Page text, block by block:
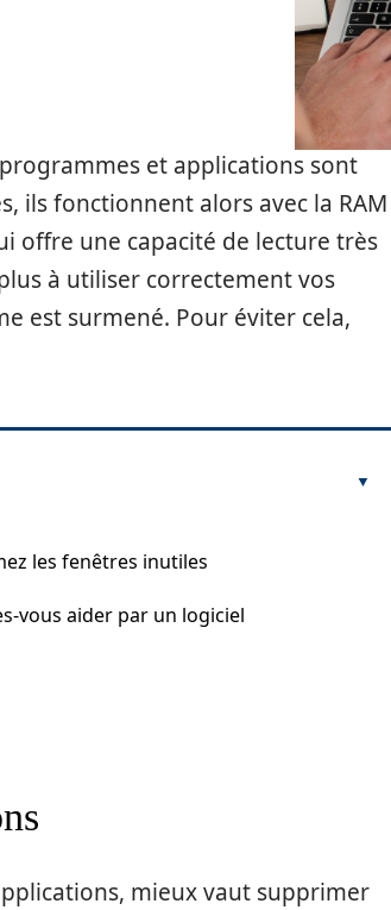
et applications sont
ils fonctionnent alors avec la RAM
offre une capacité de lecture très
à utiliser correctement vos
est surmené. Pour éviter cela,
les fenêtres inutiles
vous aider par un logiciel
mieux vaut supprimer